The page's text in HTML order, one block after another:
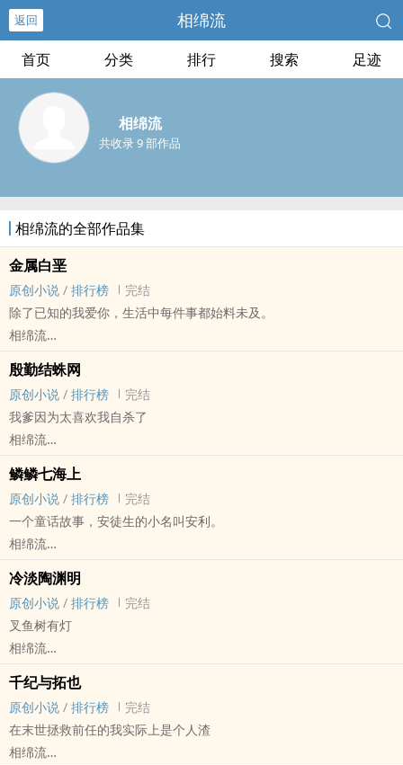
返回 相绵流
首页 分类 排行 搜索 足迹
相绵流
共收录 9 部作品
相绵流的全部作品集
金属白垩
原创小说 / 排行榜
完结
除了已知的我爱你，生活中每件事都始料未及。
相绵流
“在荒诞的昔日，那些早熟的时刻中，他曾承诺要为我燃烧。”
伪末世赛博，1vs1，轻松风，存稿足足的，日更，欢迎跳坑！！！
微博：重生之我是相绵流
欢迎找我玩耍！！
殷勤结蛛网
原创小说 / 排行榜
完结
我爹因为太喜欢我自杀了
相绵流
古代
作者：你爹因为太喜欢你自杀了。
郁浮浮：真的吗？我不信。
作者：是真的！
郁浮浮冷笑着离开。
作者：不要走！好吧，真相确实有点崎岖，但他是真喜欢你嗷——
原名《八九吞》，防河蟹改了名。
轻松向，微悬疑，微武侠，微权谋，存稿足足的，日更，1vs1，欢迎
鳞鳞七海上
原创小说 / 排行榜
完结
一个童话故事，安徒生的小名叫安利。
相绵流
人鱼 - 大长篇 - 当前编推
一个生长在杀人岛上的男孩，一心想要逃离追求自由。然而事情并非
想象中那幺顺利，突然出现的怪异神父，近百年前的神秘男人，数千
米下的黑暗，通通彰显着这座岛远非看上去那幺简单……
第一人称，伪西幻风，努力日更，欢迎跳坑，人鱼出没，赛博朋克，
走过路过，不要错过。
冷淡陶渊明
原创小说 / 排行榜
完结
叉鱼树有灯
相绵流
大长篇
写完的第一本长篇，长佩论坛的旧文，是个废柴小神仙被无间厉鬼强
行拉着私奔的故事，故事里有鬼有人，1vs1，欢脱风~
千纪与拓也
原创小说 / 排行榜
完结
在末世拯救前任的我实际上是个人渣
相绵流